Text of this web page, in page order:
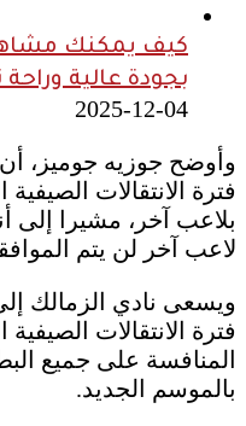
كيف يمكنك
بجودة عالية وراحة
2025-12-04
وأوضح جوزيه جوميز،
فترة الانتقالات
بلاعب آخر، مشيرا إلى
لاعب آخر لن يتم
ويسعى نادي الزمالك
فترة الانتقالات
المنافسة على جميع
بالموسم الجديد.